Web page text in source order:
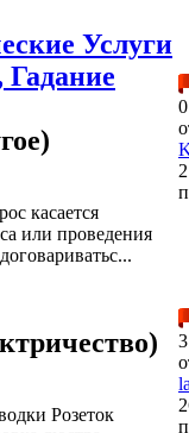
Услуги
Гадание
касается
или проведения
Розеток